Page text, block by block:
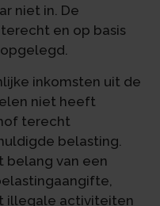
niet in. De
en op basis
inkomsten uit de
niet heeft
terecht
belasting.
belang van een
illegale activiteiten